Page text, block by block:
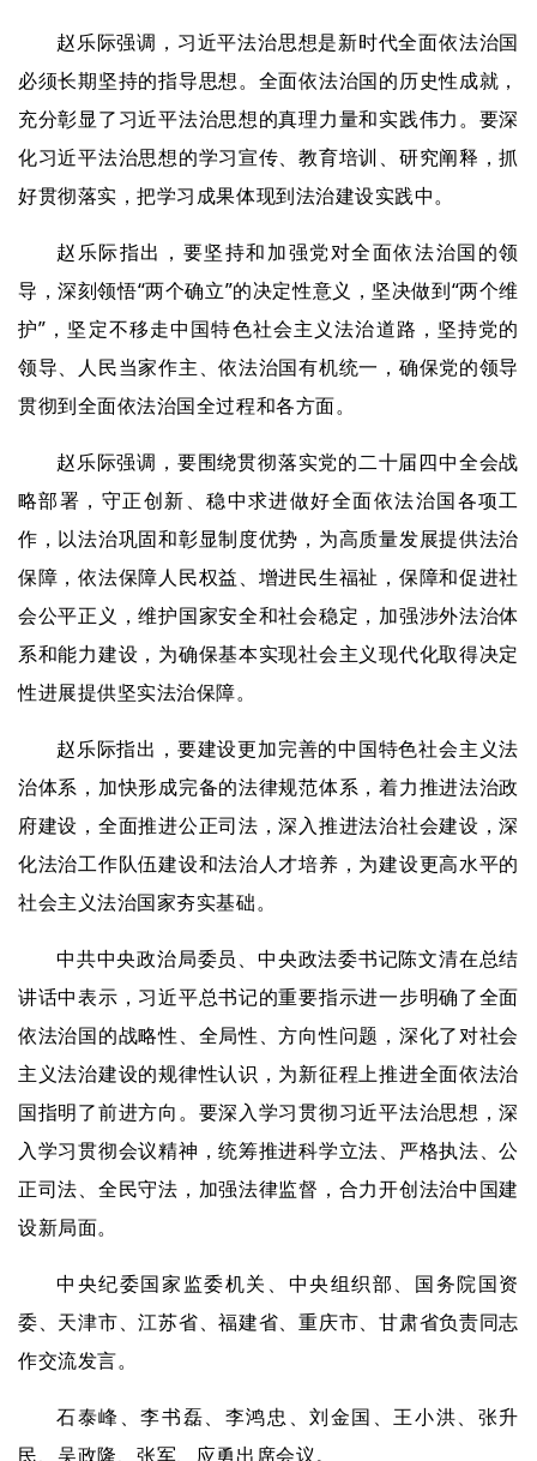
赵乐际强调，习近平法治思想是新时代全面依法治国
必须长期坚持的指导思想。全面依法治国的历史性成就，
充分彰显了习近平法治思想的真理力量和实践伟力。要深
化习近平法治思想的学习宣传、教育培训、研究阐释，抓
好贯彻落实，把学习成果体现到法治建设实践中。
赵乐际指出，要坚持和加强党对全面依法治国的领
导，深刻领悟“两个确立”的决定性意义，坚决做到“两个维
护”，坚定不移走中国特色社会主义法治道路，坚持党的
领导、人民当家作主、依法治国有机统一，确保党的领导
贯彻到全面依法治国全过程和各方面。
赵乐际强调，要围绕贯彻落实党的二十届四中全会战
略部署，守正创新、稳中求进做好全面依法治国各项工
作，以法治巩固和彰显制度优势，为高质量发展提供法治
保障，依法保障人民权益、增进民生福祉，保障和促进社
会公平正义，维护国家安全和社会稳定，加强涉外法治体
系和能力建设，为确保基本实现社会主义现代化取得决定
性进展提供坚实法治保障。
赵乐际指出，要建设更加完善的中国特色社会主义法
治体系，加快形成完备的法律规范体系，着力推进法治政
府建设，全面推进公正司法，深入推进法治社会建设，深
化法治工作队伍建设和法治人才培养，为建设更高水平的
社会主义法治国家夯实基础。
中共中央政治局委员、中央政法委书记陈文清在总结
讲话中表示，习近平总书记的重要指示进一步明确了全面
依法治国的战略性、全局性、方向性问题，深化了对社会
主义法治建设的规律性认识，为新征程上推进全面依法治
国指明了前进方向。要深入学习贯彻习近平法治思想，深
入学习贯彻会议精神，统筹推进科学立法、严格执法、公
正司法、全民守法，加强法律监督，合力开创法治中国建
设新局面。
中央纪委国家监委机关、中央组织部、国务院国资
委、天津市、江苏省、福建省、重庆市、甘肃省负责同志
作交流发言。
石泰峰、李书磊、李鸿忠、刘金国、王小洪、张升
民、吴政隆、张军、应勇出席会议。